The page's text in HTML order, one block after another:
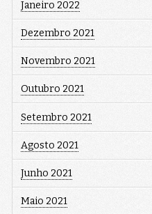
Janeiro 2022
Dezembro 2021
Novembro 2021
Outubro 2021
Setembro 2021
Agosto 2021
Junho 2021
Maio 2021